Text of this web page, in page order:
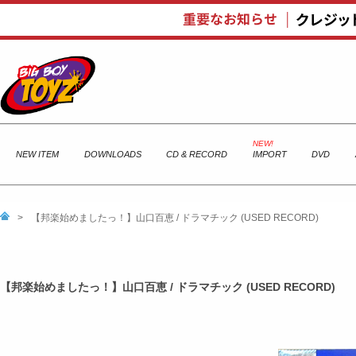
NEW ITEM DOWNLOADS CD & RECORD IMPORT DVD
> 【邦楽始めましたっ！】山口百恵 / ドラマチック (USED RECORD)
【邦楽始めましたっ！】山口百恵 / ドラマチック (USED RECORD)